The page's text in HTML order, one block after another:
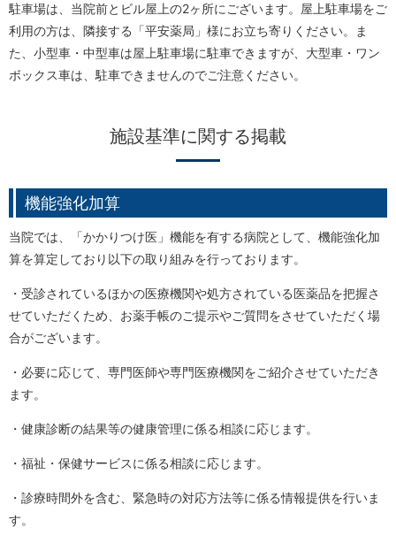
駐車場は、当院前とビル屋上の2ヶ所にございます。屋上駐車場をご
利用の方は、隣接する「平安薬局」様にお立ち寄りください。ま
た、小型車・中型車は屋上駐車場に駐車できますが、大型車・ワン
ボックス車は、駐車できませんのでご注意ください。
施設基準に関する掲載
機能強化加算
当院では、「かかりつけ医」機能を有する病院として、機能強化加
算を算定しており以下の取り組みを行っております。
・受診されているほかの医療機関や処方されている医薬品を把握さ
せていただくため、お薬手帳のご提示やご質問をさせていただく場
合がございます。
・必要に応じて、専門医師や専門医療機関をご紹介させていただき
ます。
・健康診断の結果等の健康管理に係る相談に応じます。
・福祉・保健サービスに係る相談に応じます。
・診療時間外を含む、緊急時の対応方法等に係る情報提供を行いま
す。